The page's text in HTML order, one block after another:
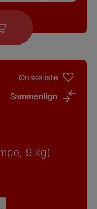
Ønskeliste
Sammenlign
9 kg)